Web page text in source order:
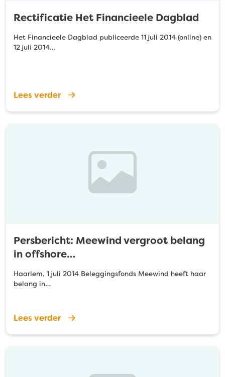
Rectificatie Het Financieele Dagblad
Het Financieele Dagblad publiceerde 11 juli 2014 (online) en
12 juli 2014…
Lees verder
Persbericht: Meewind vergroot belang
in offshore…
Haarlem, 1 juli 2014 Beleggingsfonds Meewind heeft haar
belang in…
Lees verder